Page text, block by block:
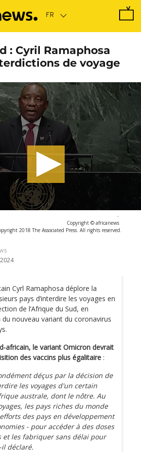
: Cyril Ramaphosa
de voyage
-
Copyright © africanews
2018 The Associated Press. All rights reserved.
Cyrl Ramaphosa déplore la
pays d’interdire les voyages en
de l’Afrique du Sud, en
du nouveau variant du coronavirus
africain, le variant Omicron devrait
des vaccins plus égalitaire :
déçus par la décision de
les voyages d'un certain
australe, dont le nôtre. Au
les pays riches du monde
des pays en développement
- pour accéder à des doses
et les fabriquer sans délai pour
déclaré.